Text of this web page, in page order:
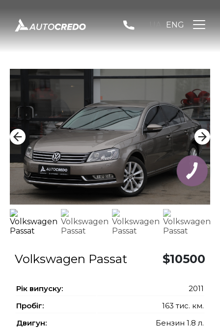
ENG
Volkswagen Passat $10500
Рiк випуску:
2011
Пробіг:
163 тис. км.
Двигун:
Бензин 1.8 л.